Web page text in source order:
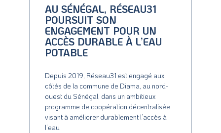
AU SÉNÉGAL, RÉSEAU31
POURSUIT SON
ENGAGEMENT POUR UN
ACCÈS DURABLE À L’EAU
POTABLE
Depuis 2019, Réseau31 est engagé aux
côtés de la commune de Diama, au nord-
ouest du Sénégal, dans un ambitieux
programme de coopération décentralisée
visant à améliorer durablement l’accès à
l’eau